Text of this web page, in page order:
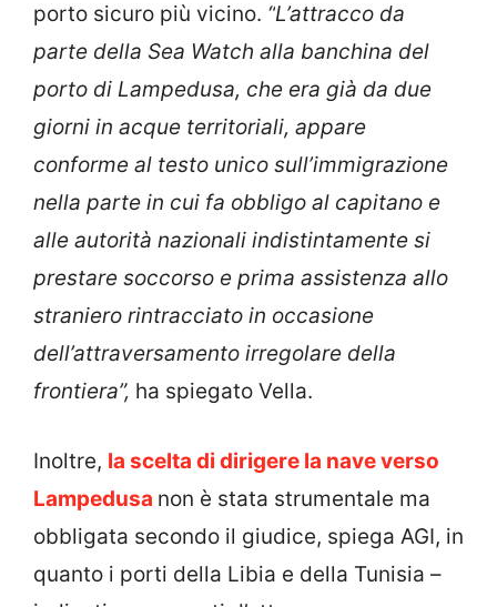
porto sicuro più vicino. “L’attracco da
parte della Sea Watch alla banchina del
porto di Lampedusa, che era già da due
giorni in acque territoriali, appare
conforme al testo unico sull’immigrazione
nella parte in cui fa obbligo al capitano e
alle autorità nazionali indistintamente si
prestare soccorso e prima assistenza allo
straniero rintracciato in occasione
dell’attraversamento irregolare della
frontiera”, ha spiegato Vella.
Inoltre, la scelta di dirigere la nave verso
Lampedusa non è stata strumentale ma
obbligata secondo il giudice, spiega AGI, in
quanto i porti della Libia e della Tunisia –